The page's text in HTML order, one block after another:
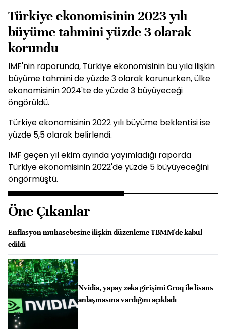
Türkiye ekonomisinin 2023 yılı
büyüme tahmini yüzde 3 olarak
korundu
IMF'nin raporunda, Türkiye ekonomisinin bu yıla ilişkin
büyüme tahmini de yüzde 3 olarak korunurken, ülke
ekonomisinin 2024'te de yüzde 3 büyüyeceği
öngörüldü.
Türkiye ekonomisinin 2022 yılı büyüme beklentisi ise
yüzde 5,5 olarak belirlendi.
IMF geçen yıl ekim ayında yayımladığı raporda
Türkiye ekonomisinin 2022'de yüzde 5 büyüyeceğini
öngörmüştü.
Öne Çıkanlar
Enflasyon muhasebesine ilişkin düzenleme TBMM'de kabul
edildi
Nvidia, yapay zeka girişimi Groq ile lisans
anlaşmasına vardığını açıkladı